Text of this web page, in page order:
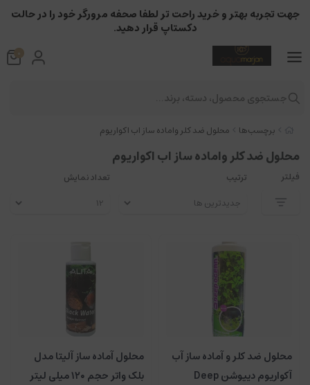
برچسب‌ها محلول ضد کلر واماده ساز اب اکواریوم
محلول ضد کلر واماده ساز اب اکواریوم
فیلتر ترتیب تعداد نمایش
محلول ضد کلر و آماده ساز آب
آکواریوم دیپوشن Deep
محلول آماده ساز آلیتا مدل
بلک واتر حجم ۱۲۰ میلی لیتر
جهت تجربه بهتر و خرید راحت تر لطفا صحفه مرورگر خود را در حالت
دکستاپ قرار دهید.
0
جستجوی محصول، دسته، برند...